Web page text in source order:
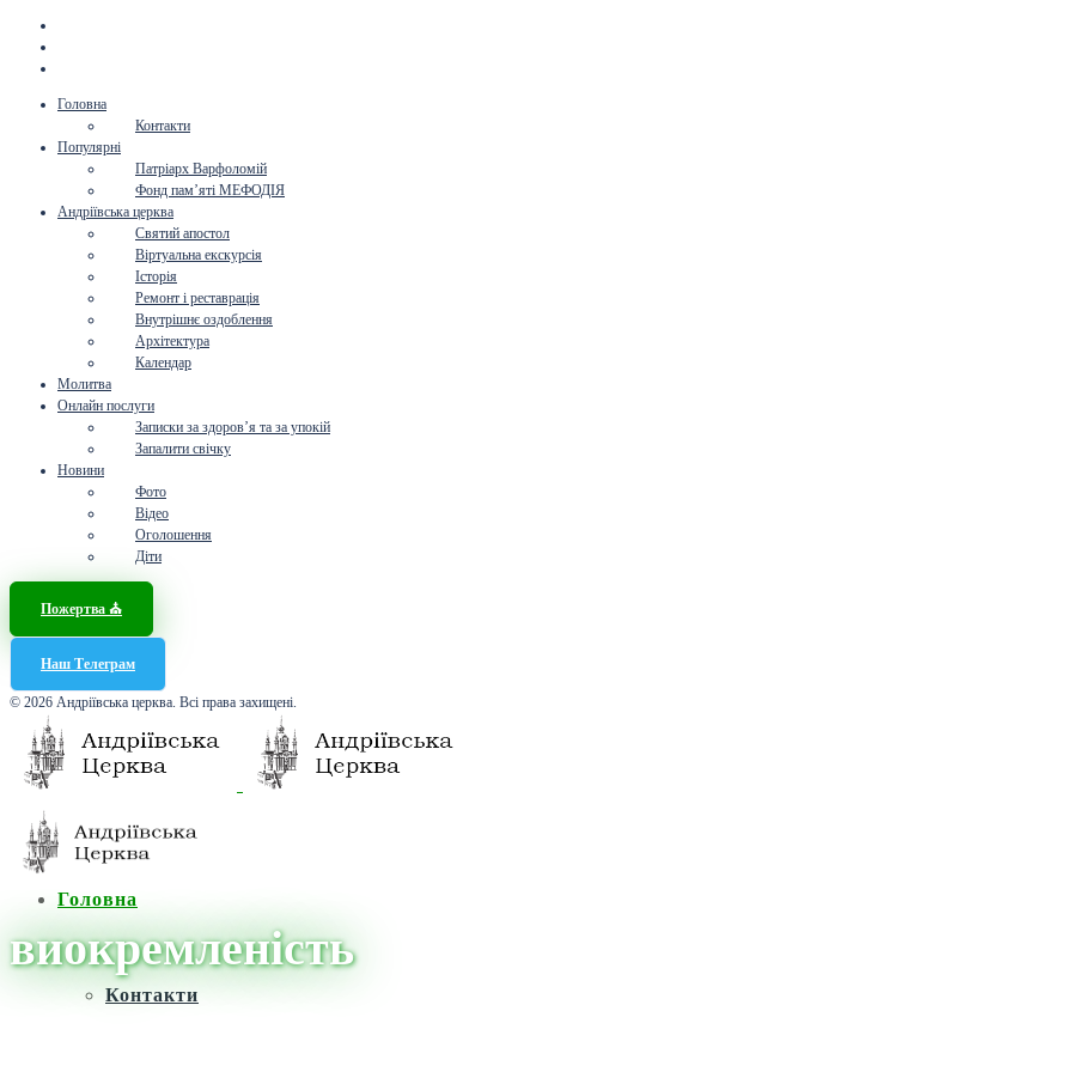
Головна
Контакти
Популярні
Патріарх Варфоломій
Фонд пам’яті МЕФОДІЯ
Андріївська церква
Святий апостол
Віртуальна екскурсія
Історія
Ремонт і реставрація
Внутрішнє оздоблення
Архітектура
Календар
Молитва
Онлайн послуги
Записки за здоров’я та за упокій
Запалити свічку
Новини
Фото
Відео
Оголошення
Діти
Пожертва ⛪️
Наш Телеграм
© 2026 Андріївська церква. Всі права захищені.
Головна
Контакти
виокремленість